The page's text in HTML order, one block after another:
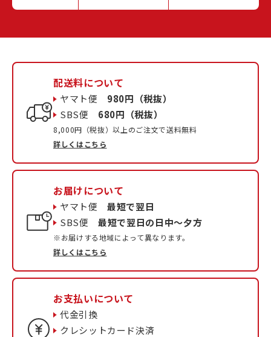
配送料について
ヤマト便 980円（税抜）
SBS便 680円（税抜）
8,000円（税抜）以上のご注文で送料無料
詳しくはこちら
お届けについて
ヤマト便最短で翌日
SBS便最短で翌日の日中〜夕方
※お届けする地域によって異なります。
詳しくはこちら
お支払いについて
代金引換
クレシットカード決済